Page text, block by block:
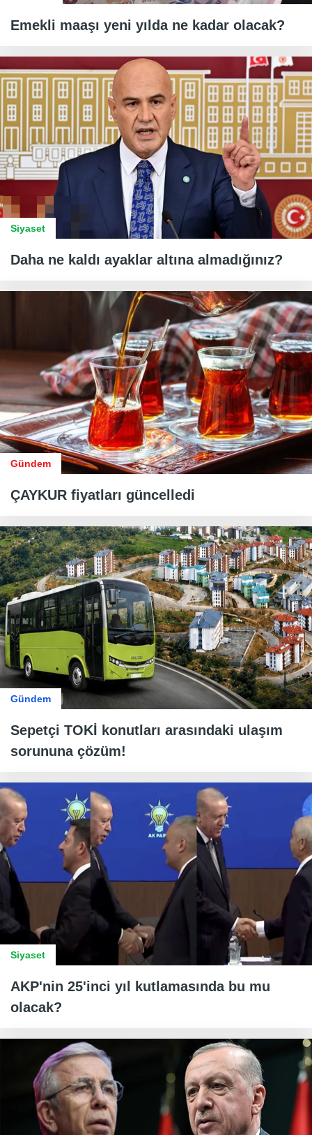
Emekli maaşı yeni yılda ne kadar olacak?
Siyaset
Daha ne kaldı ayaklar altına almadığınız?
Gündem
ÇAYKUR fiyatları güncelledi
Gündem
Sepetçi TOKİ konutları arasındaki ulaşım
sorununa çözüm!
Siyaset
AKP'nin 25'inci yıl kutlamasında bu mu
olacak?